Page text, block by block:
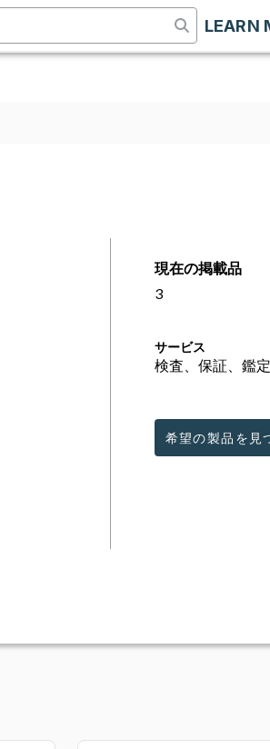
LEARN
現在の掲載品
3
サービス
検査、保証、鑑
希望の製品を見